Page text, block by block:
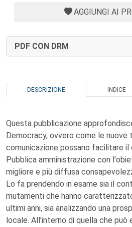
AGGIUNGI AI
PDF CON DRM
DESCRIZIONE INDICE
Questa pubblicazione
Democracy, ovvero come le nuove
comunicazione possano facilitare
Pubblica amministrazione con
migliore e più diffusa
Lo fa prendendo in esame sia il
mutamenti che hanno
ultimi anni, sia analizzando una
locale. All'interno di quella che può